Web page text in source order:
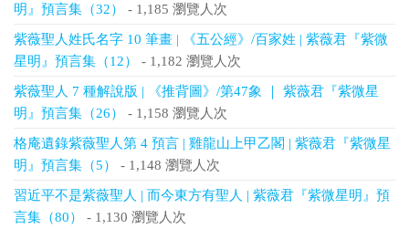
明』預言集（32）
- 1,185 瀏覽人次
紫薇聖人姓氏名字 10 筆畫 | 《五公經》/百家姓 | 紫薇君『紫微
星明』預言集（12）
- 1,182 瀏覽人次
紫薇聖人 7 種解說版 | 《推背圖》/第47象 ｜ 紫薇君『紫微星
明』預言集（26）
- 1,158 瀏覽人次
格庵遺錄紫薇聖人第 4 預言 | 雞龍山上甲乙閣 | 紫薇君『紫微星
明』預言集（5）
- 1,148 瀏覽人次
習近平不是紫薇聖人 | 而今東方有聖人 | 紫薇君『紫微星明』預
言集（80）
- 1,130 瀏覽人次